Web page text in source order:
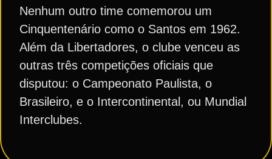
Nenhum outro time comemorou um
Cinquentenário como o Santos em 1962.
Além da Libertadores, o clube venceu as
outras três competições oficiais que
disputou: o Campeonato Paulista, o
Brasileiro, e o Intercontinental, ou Mundial
Interclubes.